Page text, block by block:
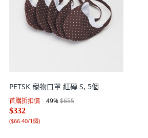
PETSK 寵物口罩 紅磚 S, 5個
首購折扣價 49%$655
$332
($66.40/1個)